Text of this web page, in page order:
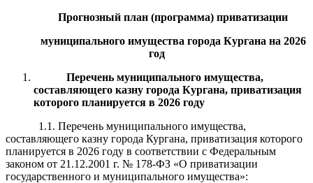
Прогнозный план (программа) приватизации
муниципального имущества города Кургана на 2026
год
Перечень муниципального имущества,
составляющего казну города Кургана, приватизация
которого планируется в 2026 году
1.1. Перечень муниципального имущества,
составляющего казну города Кургана, приватизация которого
планируется в 2026 году в соответствии с Федеральным
законом от 21.12.2001 г. № 178-ФЗ «О приватизации
государственного и муниципального имущества»: